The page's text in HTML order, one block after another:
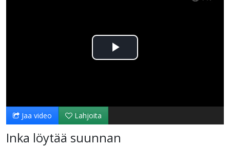
Toista
Jaa video Lahjoita
Inka löytää suunnan